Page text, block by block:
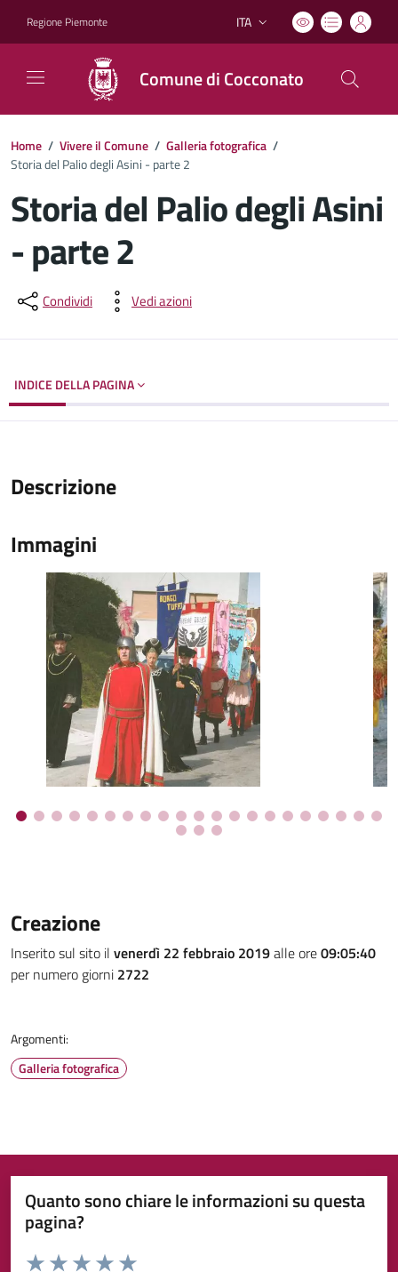
Regione Piemonte Lingua attiva:
ITA
Comune di Cocconato
Home / Vivere il Comune / Galleria fotografica /
Storia del Palio degli Asini - parte 2
Storia del Palio degli Asini
- parte 2
Dettagli del documento
Condividi Vedi azioni
INDICE DELLA PAGINA
Descrizione
Immagini
Creazione
Inserito sul sito il venerdì 22 febbraio 2019alle ore09:05:40
per numero giorni 2722
Argomenti:
Galleria fotografica
Quanto sono chiare le informazioni su questa
pagina?
Valuta da 1 a 5 stelle la pagina